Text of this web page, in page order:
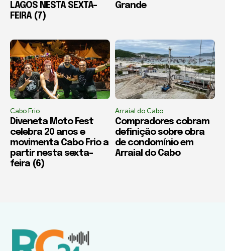
LAGOS NESTA SEXTA-
FEIRA (7)
Grande
Cabo Frio
Diveneta Moto Fest
celebra 20 anos e
movimenta Cabo Frio a
partir nesta sexta-
feira (6)
Arraial do Cabo
Compradores cobram
definição sobre obra
de condomínio em
Arraial do Cabo